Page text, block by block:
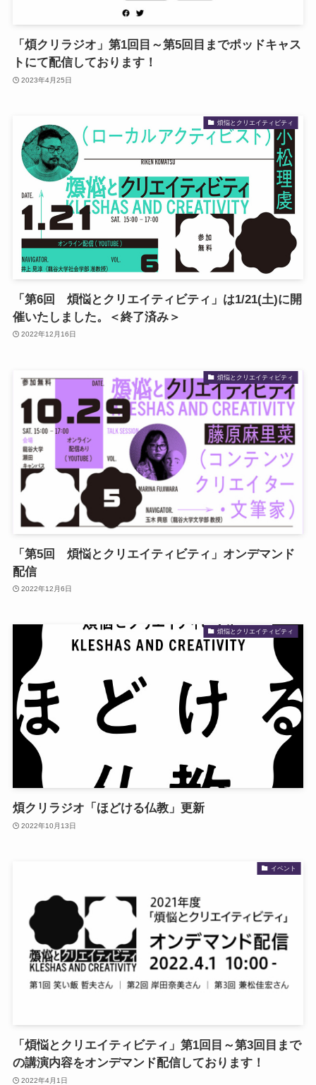
「煩クリラジオ」第1回目～第5回目までポッドキャス
トにて配信しております！
2023年4月25日
煩悩とクリエイティビティ
「第6回 煩悩とクリエイティビティ」は1/21(土)に開
催いたしました。＜終了済み＞
2022年12月16日
煩悩とクリエイティビティ
「第5回 煩悩とクリエイティビティ」オンデマンド
配信
2022年12月6日
煩悩とクリエイティビティ
煩クリラジオ「ほどける仏教」更新
2022年10月13日
イベント
「煩悩とクリエイティビティ」第1回目～第3回目まで
の講演内容をオンデマンド配信しております！
2022年4月1日